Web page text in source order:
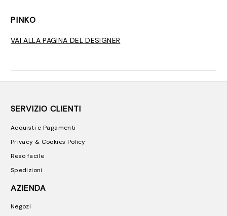
PINKO
VAI ALLA PAGINA DEL DESIGNER
SERVIZIO CLIENTI
Acquisti e Pagamenti
Privacy & Cookies Policy
Reso facile
Spedizioni
AZIENDA
Negozi